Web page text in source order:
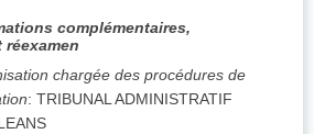
complémentaires,
chargée des procédures de
: TRIBUNAL ADMINISTRATIF